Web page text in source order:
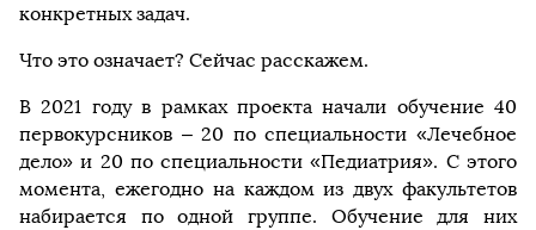
конкретных задач.
Что это означает? Сейчас расскажем.
В 2021 году в рамках проекта начали обучение 40
первокурсников – 20 по специальности «Лечебное
дело» и 20 по специальности «Педиатрия». С этого
момента, ежегодно на каждом из двух факультетов
набирается по одной группе. Обучение для них